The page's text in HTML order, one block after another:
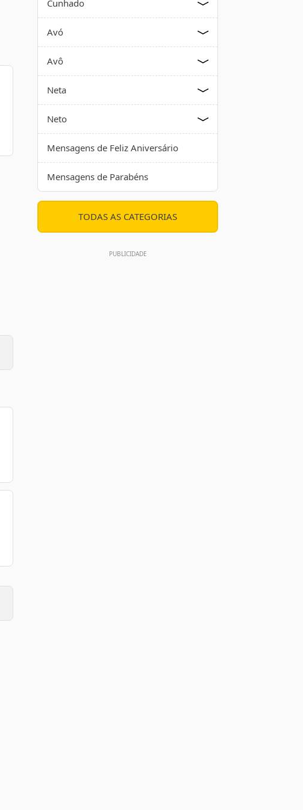
Cunhado
Avó
Avô
Neta
Neto
Mensagens de Feliz Aniversário
Mensagens de Parabéns
TODAS AS CATEGORIAS